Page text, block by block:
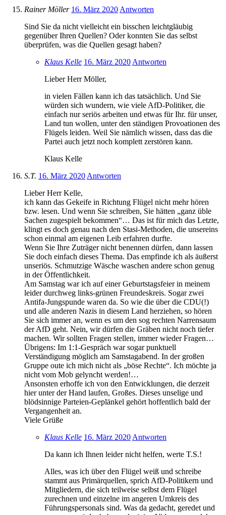
Rainer Möller 16. März 2020 Antworten
Sind Sie da nicht vielleicht ein bisschen leichtgläubig
gegenüber Ihren Quellen? Oder konnten Sie das selbst
überprüfen, was die Quellen gesagt haben?
Klaus Kelle 16. März 2020 Antworten
Lieber Herr Möller,
in vielen Fällen kann ich das tatsächlich. Und Sie
würden sich wundern, wie viele AfD-Politiker, die
einfach nur seriös arbeiten und etwas für Ihr. für unser,
Land tun wollen, unter den ständigen Provoationen des
Flügels leiden. Weil Sie nämlich wissen, dass das die
Partei auch jetzt noch komplett zerstören kann.
Klaus Kelle
S.T. 16. März 2020 Antworten
Lieber Herr Kelle,
ich kann das Gekeife in Richtung Flügel nicht mehr hören
bzw. lesen. Und wenn Sie schreiben, Sie hätten „ganz üble
Sachen zugespielt bekommen“… Das ist für mich das Letzte,
klingt es doch genau nach den Stasi-Methoden, die unsereins
schon einmal am eigenen Leib erfahren durfte.
Wenn Sie Ihre Zuträger nicht benennen dürfen, dann lassen
Sie doch einfach dieses Thema. Das empfinde ich als äußerst
unseriös. Schmutzige Wäsche waschen andere schon genug
in der Öffentlichkeit.
Am Samstag war ich auf einer Geburtstagsfeier in meinem
leider durchweg links-grünen Freundeskreis. Sogar zwei
Antifa-Jungspunde waren da. So wie die über die CDU(!)
und alle anderen Nazis in diesem Land herziehen, so hören
Sie sich immer an, wenn es um den sog rechten Narrensaum
der AfD geht. Nein, wir dürfen die Gräben nicht noch tiefer
machen. Wir sollten Fragen stellen, immer wieder Fragen…
Übrigens: Im 1:1-Gespräch war sogar punktuell
Verständigung möglich am Samstagabend. In der großen
Gruppe oute ich mich nicht als „böse Rechte“. Ich möchte ja
nicht vom Mob gelyncht werden!…
Ansonsten erhoffe ich von den Entwicklungen, die derzeit
hier unter der Hand laufen, Großes. Dieses unselige und
blödsinnige Parteien-Geplänkel gehört hoffentlich bald der
Vergangenheit an.
Viele Grüße
Klaus Kelle 16. März 2020 Antworten
Da kann ich Ihnen leider nicht helfen, werte T.S.!
Alles, was ich über den Flügel weiß und schreibe
stammt aus Primärquellen, sprich AfD-Politikern und
Mitgliedern, die sich teilweise selbst dem Flügel
zurechnen und einzelne im angeren Umkreis des
Führungspersonals sind. Was da gedacht, geredet und